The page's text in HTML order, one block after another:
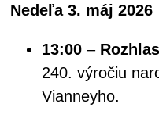
Nedeľa 3. máj 2026
13:00 –
240. výročiu
Vianneyho.